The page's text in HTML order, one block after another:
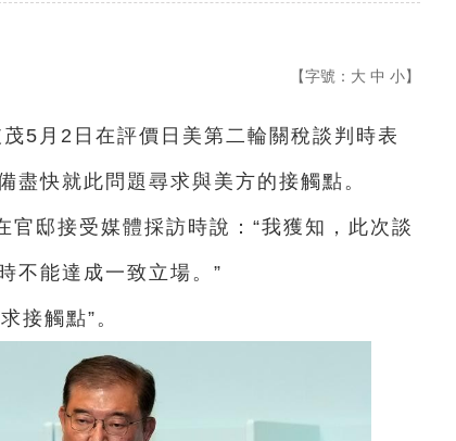
【字號： 大 中 小】
5月2日在評價日美第二輪關稅談判時表
盡快就此問題尋求與美方的接觸點。
邸接受媒體採訪時說：“我獲知，此次談
不能達成一致立場。”
接觸點”。